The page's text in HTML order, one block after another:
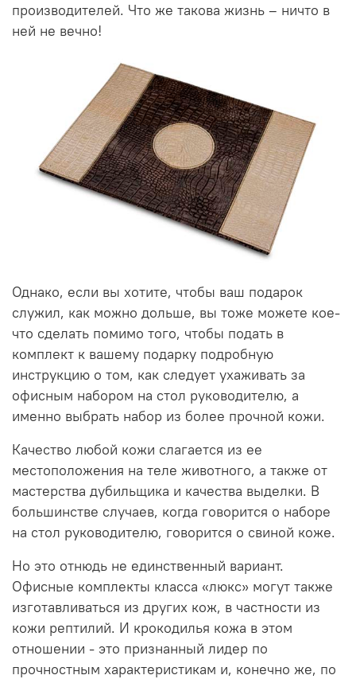
производителей. Что же такова жизнь – ничто в
ней не вечно!
Однако, если вы хотите, чтобы ваш подарок
служил, как можно дольше, вы тоже можете кое-
что сделать помимо того, чтобы подать в
комплект к вашему подарку подробную
инструкцию о том, как следует ухаживать за
офисным набором на стол руководителю, а
именно выбрать набор из более прочной кожи.
Качество любой кожи слагается из ее
местоположения на теле животного, а также от
мастерства дубильщика и качества выделки. В
большинстве случаев, когда говорится о наборе
на стол руководителю, говорится о свиной коже.
Но это отнюдь не единственный вариант.
Офисные комплекты класса «люкс» могут также
изготавливаться из других кож, в частности из
кожи рептилий. И крокодилья кожа в этом
отношении - это признанный лидер по
прочностным характеристикам и, конечно же, по